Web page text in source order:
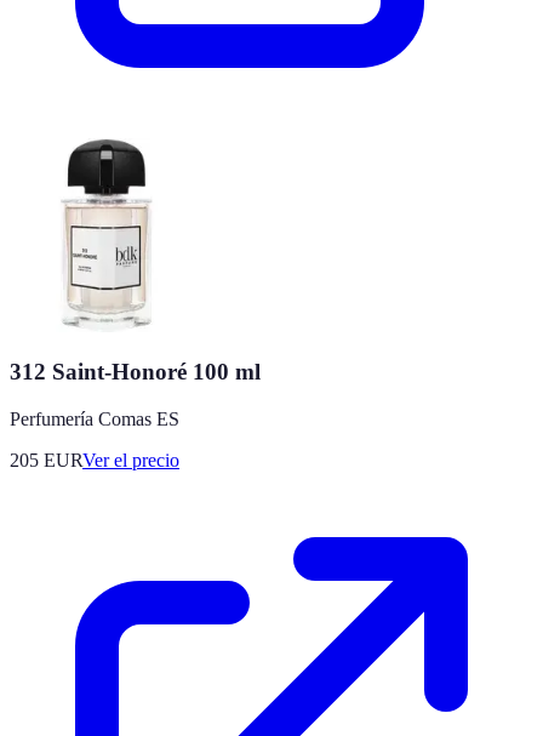
312 Saint-Honoré 100 ml
Perfumería Comas ES
205 EURVer el precio